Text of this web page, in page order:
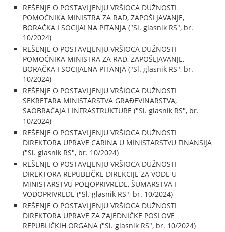
REŠENJE O POSTAVLJENJU VRŠIOCA DUŽNOSTI
POMOĆNIKA MINISTRA ZA RAD, ZAPOŠLJAVANJE,
BORAČKA I SOCIJALNA PITANJA ("Sl. glasnik RS", br.
10/2024)
REŠENJE O POSTAVLJENJU VRŠIOCA DUŽNOSTI
POMOĆNIKA MINISTRA ZA RAD, ZAPOŠLJAVANJE,
BORAČKA I SOCIJALNA PITANJA ("Sl. glasnik RS", br.
10/2024)
REŠENJE O POSTAVLJENJU VRŠIOCA DUŽNOSTI
SEKRETARA MINISTARSTVA GRAĐEVINARSTVA,
SAOBRAĆAJA I INFRASTRUKTURE ("Sl. glasnik RS", br.
10/2024)
REŠENJE O POSTAVLJENJU VRŠIOCA DUŽNOSTI
DIREKTORA UPRAVE CARINA U MINISTARSTVU FINANSIJA
("Sl. glasnik RS", br. 10/2024)
REŠENJE O POSTAVLJENJU VRŠIOCA DUŽNOSTI
DIREKTORA REPUBLIČKE DIREKCIJE ZA VODE U
MINISTARSTVU POLJOPRIVREDE, ŠUMARSTVA I
VODOPRIVREDE ("Sl. glasnik RS", br. 10/2024)
REŠENJE O POSTAVLJENJU VRŠIOCA DUŽNOSTI
DIREKTORA UPRAVE ZA ZAJEDNIČKE POSLOVE
REPUBLIČKIH ORGANA ("Sl. glasnik RS", br. 10/2024)